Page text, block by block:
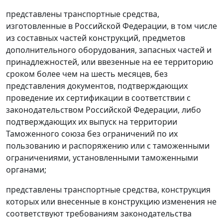
представлены транспортные средства,
изготовленные в Российской Федерации, в том числе
из составных частей конструкций, предметов
дополнительного оборудования, запасных частей и
принадлежностей, или ввезенные на ее территорию
сроком более чем на шесть месяцев, без
представления документов, подтверждающих
проведение их сертификации в соответствии с
законодательством Российской Федерации, либо
подтверждающих их выпуск на территории
Таможенного союза без ограничений по их
пользованию и распоряжению или с таможенными
ограничениями, установленными таможенными
органами;
представлены транспортные средства, конструкция
которых или внесенные в конструкцию изменения не
соответствуют требованиям законодательства